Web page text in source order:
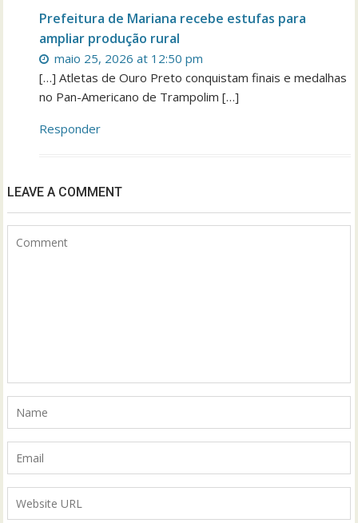
Prefeitura de Mariana recebe estufas para
ampliar produção rural
maio 25, 2026 at 12:50 pm
[…] Atletas de Ouro Preto conquistam finais e medalhas
no Pan-Americano de Trampolim […]
Responder
LEAVE A COMMENT